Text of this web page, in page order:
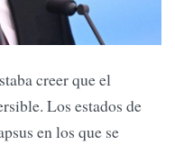
creer que el
Los estados de
en los que se